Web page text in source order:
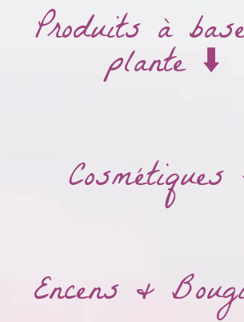
Produits à
plante ⬇️
Encens &